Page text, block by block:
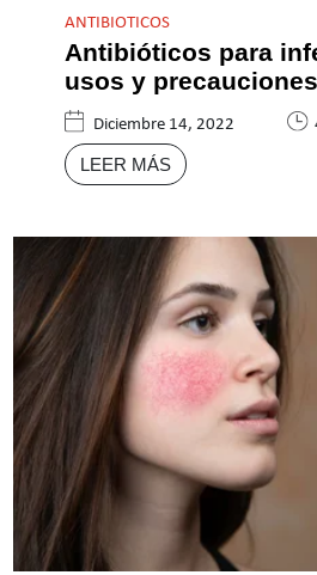
ANTIBIOTICOS
Antibióticos para
usos y
Diciembre 14, 2022
LEER MÁS